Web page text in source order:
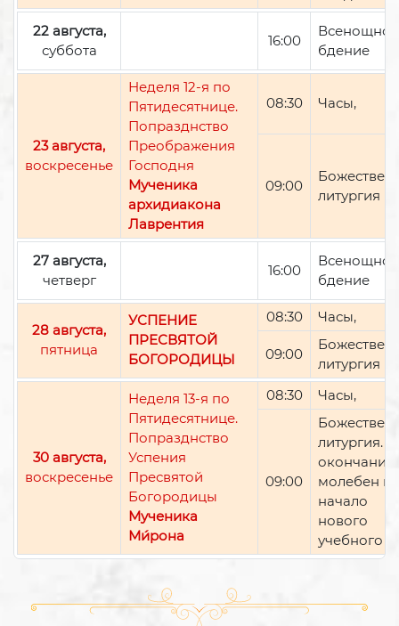
22 августа,
суббота
16:00
Всенощное
бдение
23 августа,
воскресенье
Неделя 12-я по
Пятидесятнице.
Попразднство
Преображения
Господня
Мученика
архидиакона
Лаврентия
08:30 Часы,
09:00
литургия
27 августа,
четверг
16:00
Всенощное
бдение
28 августа,
пятница
УСПЕНИЕ
ПРЕСВЯТОЙ
БОГОРОДИЦЫ
08:30 Часы,
09:00
литургия
30 августа,
воскресенье
Неделя 13-я по
Пятидесятнице.
Попразднство
Успения
Пресвятой
Богородицы
Мученика
Ми́рона
08:30 Часы,
09:00
литургия.
окончании
молебен
начало
нового
учебного